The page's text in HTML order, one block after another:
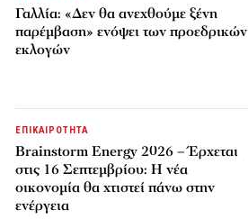
Γαλλία: «Δεν θα ανεχθούμε ξένη
παρέμβαση» ενόψει των προεδρικών
εκλογών
ΕΠΙΚΑΙΡΟΤΗΤΑ
Brainstorm Energy 2026 – Έρχεται
στις 16 Σεπτεμβρίου: Η νέα
οικονομία θα χτιστεί πάνω στην
ενέργεια